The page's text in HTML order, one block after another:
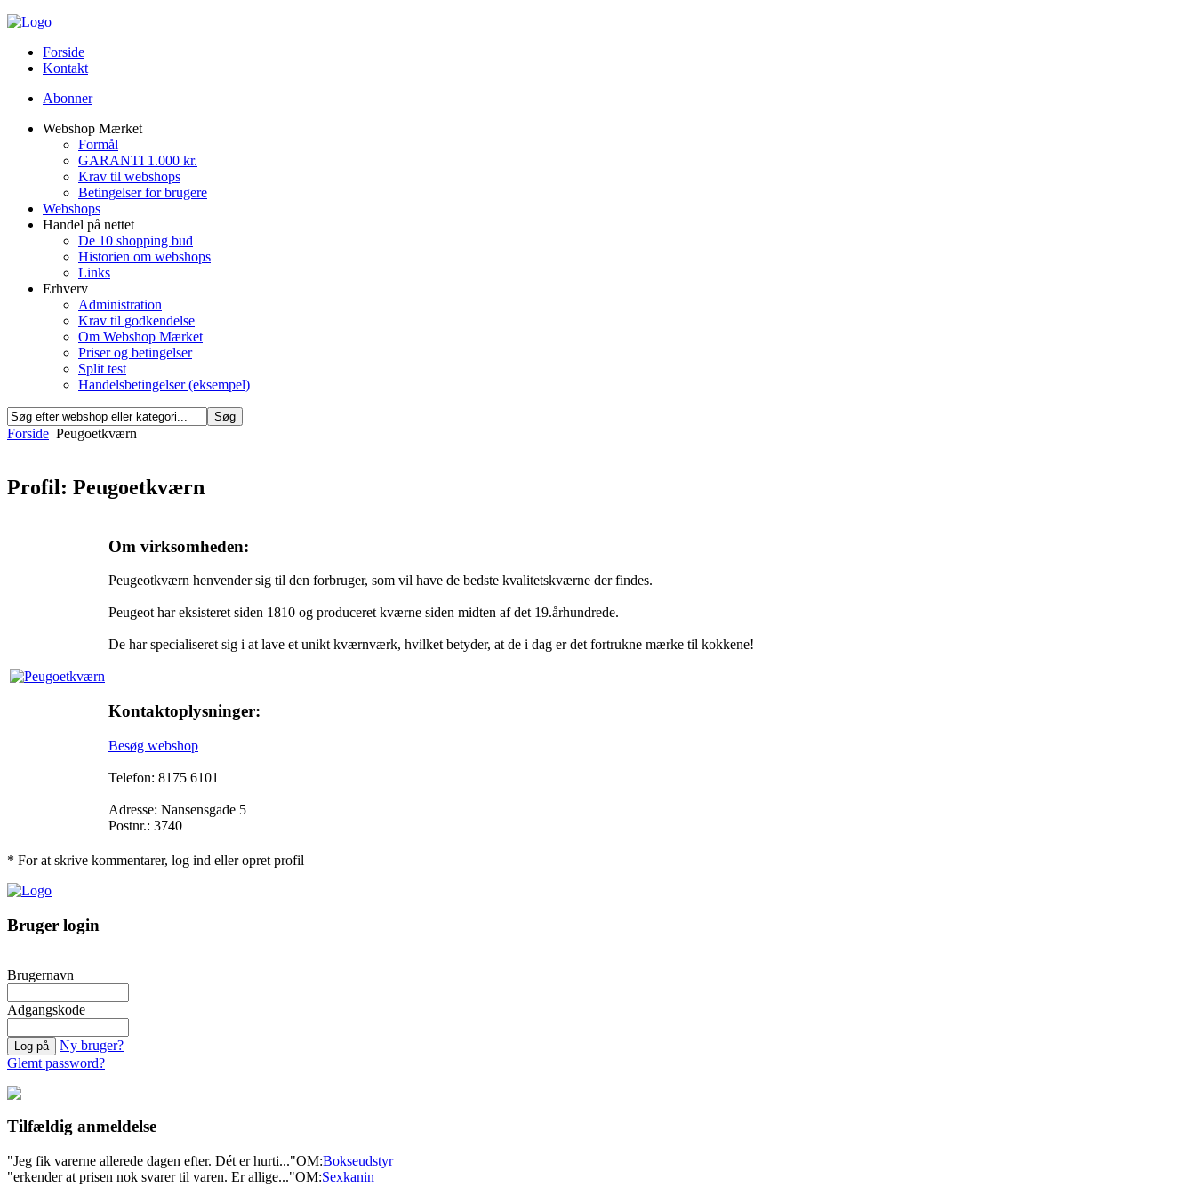
Forside
Kontakt
Abonner
Webshop Mærket
Formål
GARANTI 1.000 kr.
Krav til webshops
Betingelser for brugere
Webshops
Handel på nettet
De 10 shopping bud
Historien om webshops
Links
Erhverv
Administration
Krav til godkendelse
Om Webshop Mærket
Priser og betingelser
Split test
Handelsbetingelser (eksempel)
Forside Peugoetkværn
Profil: Peugoetkværn
Om virksomheden:
Peugeotkværn henvender sig til den forbruger, som vil have de bedste kvalitetskværne der findes.
Peugeot har eksisteret siden 1810 og produceret kværne siden midten af det 19.århundrede.
De har specialiseret sig i at lave et unikt kværnværk, hvilket betyder, at de i dag er det fortrukne mærke til kokkene!
Kontaktoplysninger:
Besøg webshop
Telefon: 8175 6101
Adresse: Nansensgade 5
Postnr.: 3740
* For at skrive kommentarer, log ind eller opret profil
Bruger login
Brugernavn
Adgangskode
Ny bruger?
Glemt password?
Tilfældig anmeldelse
"Jeg fik varerne allerede dagen efter. Dét er hurti..."OM:Bokseudstyr
"erkender at prisen nok svarer til varen. Er allige..."OM:Sexkanin